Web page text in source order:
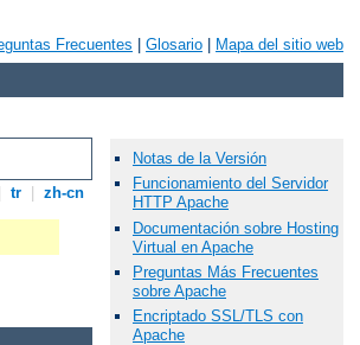
Frecuentes Glosario Mapa del sitio web
tr zh-cn
Notas de la Versión
Funcionamiento del Servidor
HTTP Apache
Documentación sobre Hosting
Virtual en Apache
Preguntas Más Frecuentes
sobre Apache
Encriptado SSL/TLS con
Apache